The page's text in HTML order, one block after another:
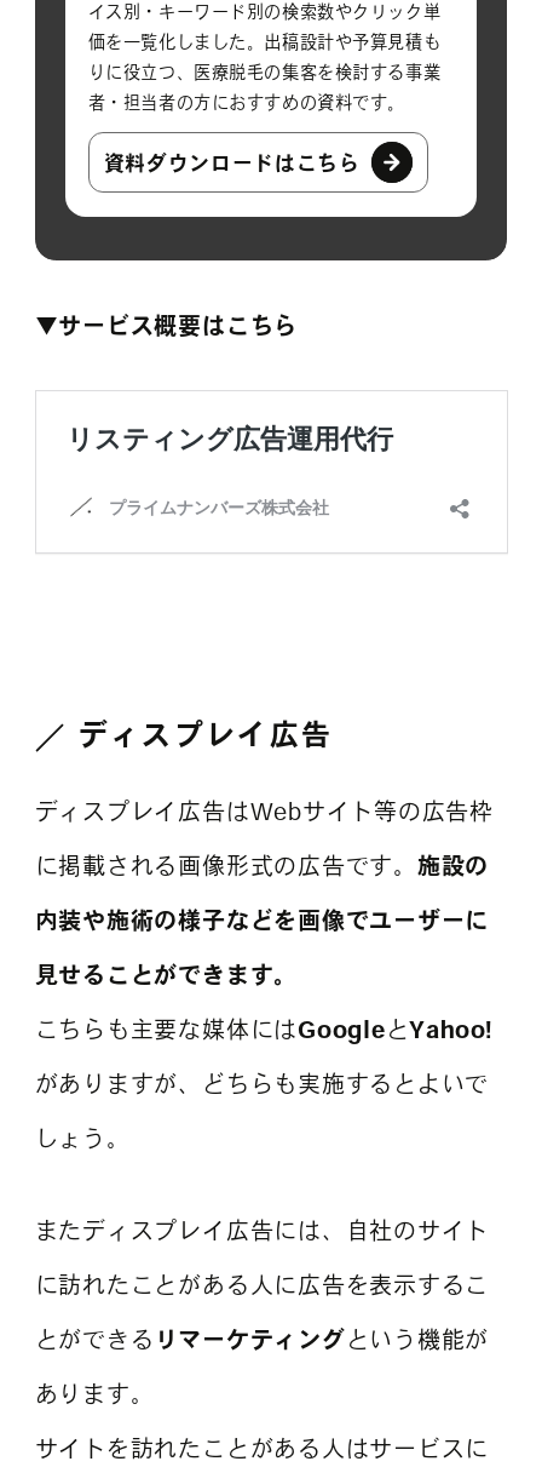
イス別・キーワード別の検索数やクリック単
価を一覧化しました。出稿設計や予算見積も
りに役立つ、医療脱毛の集客を検討する事業
者・担当者の方におすすめの資料です。
資料ダウンロードはこちら
▼サービス概要はこちら
ディスプレイ広告
ディスプレイ広告はWebサイト等の広告枠
に掲載される画像形式の広告です。 施設の
内装や施術の様子などを画像でユーザーに
見せることができます。
こちらも主要な媒体には Google とYahoo!
がありますが、どちらも実施するとよいで
しょう。
またディスプレイ広告には、自社のサイト
に訪れたことがある人に広告を表示するこ
とができる リマーケティング という機能が
あります。
サイトを訪れたことがある人はサービスに